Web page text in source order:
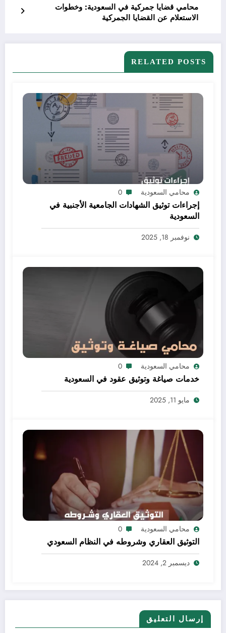
محامي قضايا جمركية في السعودية: وخطوات
الاستعلام عن القضايا الجمركية
RELATED POSTS
محامي السعودية 0
إجراءات توثيق الشهادات الجامعية الأجنبية في
السعودية
نوفمبر 18, 2025
محامي السعودية 0
خدمات صياغة وتوثيق عقود في السعودية
مايو 11, 2025
محامي السعودية 0
التوثيق العقاري وشروطه في النظام السعودي
ديسمبر 2, 2024
إرسال التعليق